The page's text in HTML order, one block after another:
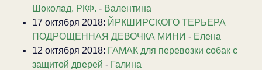
Шоколад. РКФ. - Валентина
17 октября 2018: ЙРКШИРСКОГО ТЕРЬЕРА
ПОДРОЩЕННАЯ ДЕВОЧКА МИНИ - Елена
12 октября 2018: ГАМАК для перевозки собак с
защитой дверей - Галина